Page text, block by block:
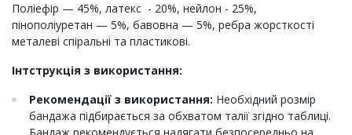
Поліефір — 45%, латекс - 20%, нейлон - 25%,
пінополіуретан — 5%, бавовна — 5%, ребра жорсткості
металеві спіральні та пластикові.
Інтструкція з використання:
Рекомендації з використання: Необхідний розмір
бандажа підбирається за обхватом талії згідно таблиці.